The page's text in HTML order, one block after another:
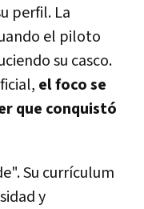
perfil. La
el piloto
su casco.
el foco se
que conquistó
Su currículum
y